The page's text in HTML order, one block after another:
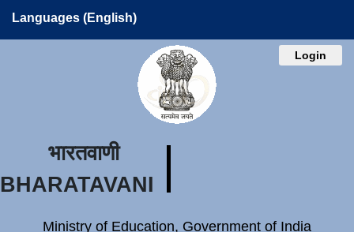
Languages (English)
Login
भारतवाणी
BHARATAVANI
Ministry of Education, Government of India